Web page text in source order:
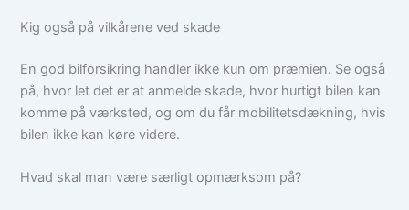
Kig også på vilkårene ved skade
En god bilforsikring handler ikke kun om præmien. Se også
på, hvor let det er at anmelde skade, hvor hurtigt bilen kan
komme på værksted, og om du får mobilitetsdækning, hvis
bilen ikke kan køre videre.
Hvad skal man være særligt opmærksom på?